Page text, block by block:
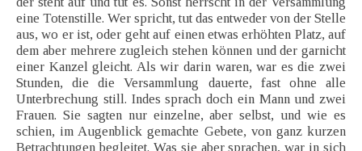
eine Totenstille. Wer spricht, tut das entweder von der Stelle
aus, wo er ist, oder geht auf einen etwas erhöhten Platz, auf
dem aber mehrere zugleich stehen können und der garnicht
einer Kanzel gleicht. Als wir darin waren, war es die zwei
Stunden, die die Versammlung dauerte, fast ohne alle
Unterbrechung still. Indes sprach doch ein Mann und zwei
Frauen. Sie sagten nur einzelne, aber selbst, und wie es
schien, im Augenblick gemachte Gebete, von ganz kurzen
Betrachtungen begleitet. Was sie aber sprachen, war in sich